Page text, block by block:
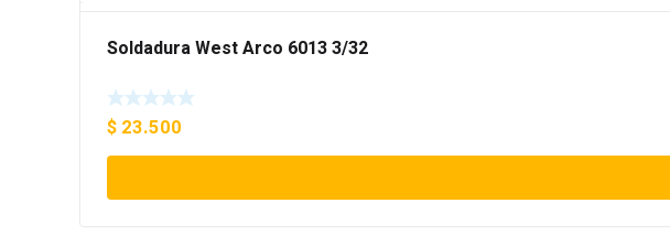
Soldadura West Arco 6013 3/32
$ 23.500